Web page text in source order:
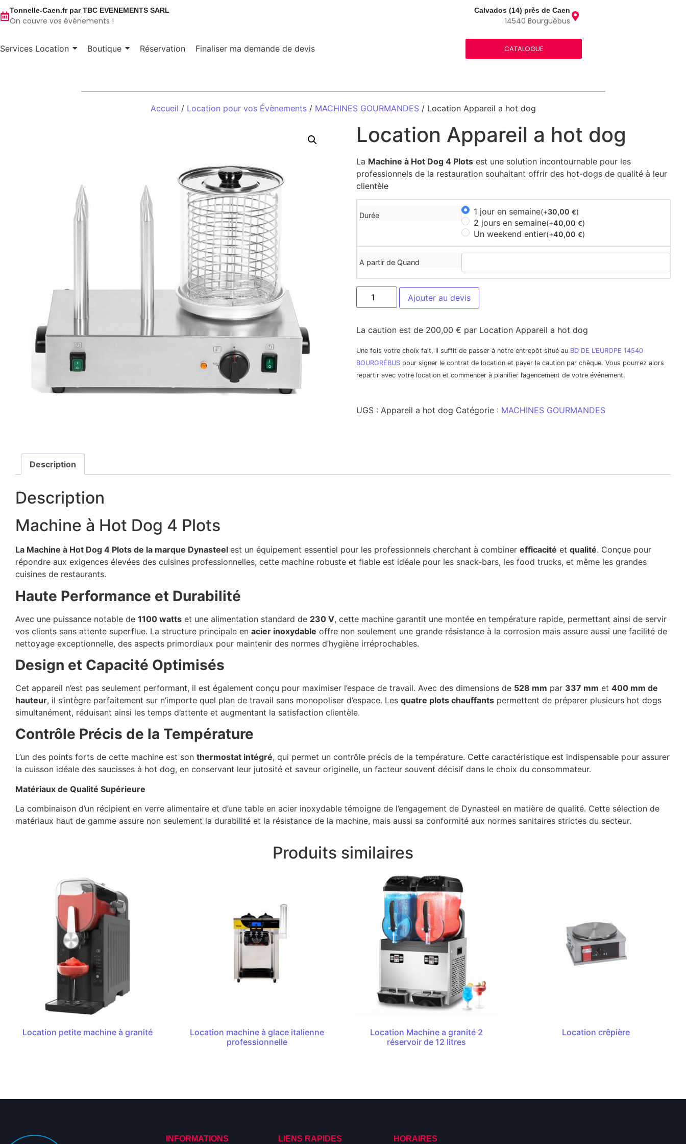
Tonnelle-Caen.fr par TBC EVENEMENTS SARL
On couvre vos événements !
Calvados (14) près de Caen
14540 Bourguébus
Services Location Boutique Réservation Finaliser ma demande de devis CATALOGUE
Accueil / Location pour vos Évènements/ MACHINES GOURMANDES/ Location Appareil a hot dog
Location Appareil a hot dog
La Machine à Hot Dog 4 Plotsest une solution incontournable pour les
professionnels de la restauration souhaitant offrir des hot-dogs de qualité à leur
clientèle
Durée 1 jour en semaine(+30,00 €)
2 jours en semaine(+40,00 €)
Un weekend entier(+40,00 €)
A partir de Quand
Ajouter au devis
La caution est de 200,00 € par Location Appareil a hot dog
Une fois votre choix fait, il suffit de passer à notre entrepôt situé au BD DE L’EUROPE 14540
BOURGRÉBUSpour signer le contrat de location et payer la caution par chèque. Vous pourrez alors
repartir avec votre location et commencer à planifier l’agencement de votre événement.
UGS : Appareil a hot dog Catégorie : MACHINES GOURMANDES
Description
Description
Machine à Hot Dog 4 Plots
La Machine à Hot Dog 4 Plots de la marque Dynasteel est un équipement essentiel pour les professionnels cherchant à combiner efficacité et qualité. Conçue pour
répondre aux exigences élevées des cuisines professionnelles, cette machine robuste et fiable est idéale pour les snack-bars, les food trucks, et même les grandes
cuisines de restaurants.
Haute Performance et Durabilité
Avec une puissance notable de 1100 watts et une alimentation standard de 230 V, cette machine garantit une montée en température rapide, permettant ainsi de servir
vos clients sans attente superflue. La structure principale en acier inoxydable offre non seulement une grande résistance à la corrosion mais assure aussi une facilité de
nettoyage exceptionnelle, des aspects primordiaux pour maintenir des normes d’hygiène irréprochables.
Design et Capacité Optimisés
Cet appareil n’est pas seulement performant, il est également conçu pour maximiser l’espace de travail. Avec des dimensions de 528 mm par 337 mm et 400 mm de
hauteur, il s’intègre parfaitement sur n’importe quel plan de travail sans monopoliser d’espace. Les quatre plots chauffants permettent de préparer plusieurs hot dogs
simultanément, réduisant ainsi les temps d’attente et augmentant la satisfaction clientèle.
Contrôle Précis de la Température
L’un des points forts de cette machine est son thermostat intégré, qui permet un contrôle précis de la température. Cette caractéristique est indispensable pour assurer
la cuisson idéale des saucisses à hot dog, en conservant leur jutosité et saveur originelle, un facteur souvent décisif dans le choix du consommateur.
Matériaux de Qualité Supérieure
La combinaison d’un récipient en verre alimentaire et d’une table en acier inoxydable témoigne de l’engagement de Dynasteel en matière de qualité. Cette sélection de
matériaux haut de gamme assure non seulement la durabilité et la résistance de la machine, mais aussi sa conformité aux normes sanitaires strictes du secteur.
Produits similaires
Location petite machine à granité
Location machine à glace italienne
professionnelle
Location Machine a granité 2
réservoir de 12 litres
Location crêpière
INFORMATIONS LIENS RAPIDES HORAIRES